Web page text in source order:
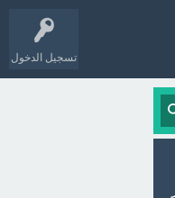
تسجيل الدخول